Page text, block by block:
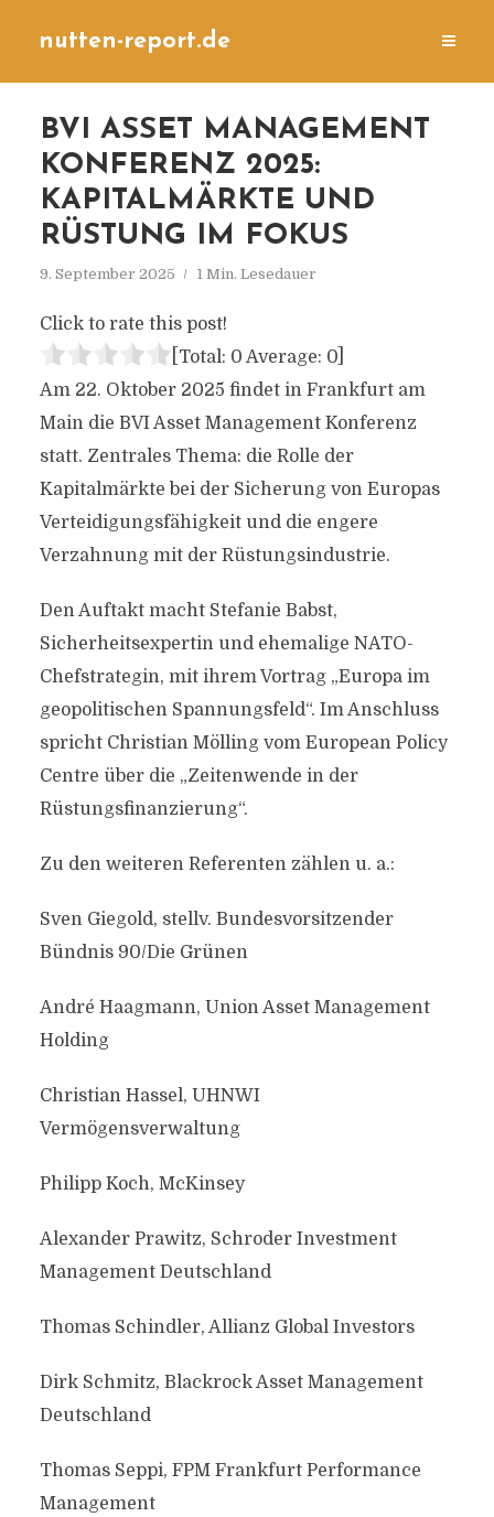
nutten-report.de
BVI ASSET MANAGEMENT
KONFERENZ 2025:
KAPITALMÄRKTE UND
RÜSTUNG IM FOKUS
9. September 2025 1 Min. Lesedauer
Click to rate this post!
[Total: 0 Average: 0]
Am 22. Oktober 2025 findet in Frankfurt am
Main die BVI Asset Management Konferenz
statt. Zentrales Thema: die Rolle der
Kapitalmärkte bei der Sicherung von Europas
Verteidigungsfähigkeit und die engere
Verzahnung mit der Rüstungsindustrie.
Den Auftakt macht Stefanie Babst,
Sicherheitsexpertin und ehemalige NATO-
Chefstrategin, mit ihrem Vortrag „Europa im
geopolitischen Spannungsfeld“. Im Anschluss
spricht Christian Mölling vom European Policy
Centre über die „Zeitenwende in der
Rüstungsfinanzierung“.
Zu den weiteren Referenten zählen u. a.:
Sven Giegold, stellv. Bundesvorsitzender
Bündnis 90/Die Grünen
André Haagmann, Union Asset Management
Holding
Christian Hassel, UHNWI
Vermögensverwaltung
Philipp Koch, McKinsey
Alexander Prawitz, Schroder Investment
Management Deutschland
Thomas Schindler, Allianz Global Investors
Dirk Schmitz, Blackrock Asset Management
Deutschland
Thomas Seppi, FPM Frankfurt Performance
Management